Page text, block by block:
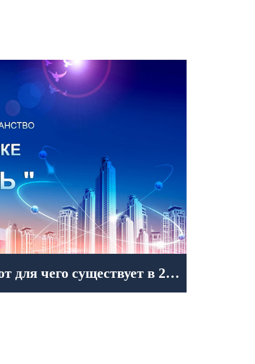
дробилка с объёмом продукции